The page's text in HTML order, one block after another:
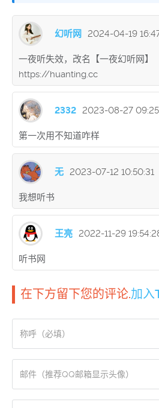
幻听网 2024-04-19
一夜听失效，改名【一夜幻听网】
https://huanting.cc
2332 2023-08-27
第一次用不知道咋样
无 2023-07-12 10:50:31
我想听书
王亮 2022-11-29
听书网
在下方留下您的评论.加入